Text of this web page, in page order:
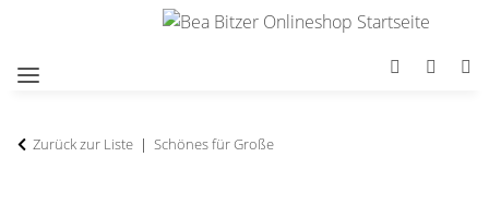
Zurück zur Liste Schönes für Große